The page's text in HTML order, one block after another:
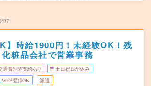
07
】時給1900円！未経験OK！残
粧品会社で営業事務
通費別途支給あり 土日祝日が休み
WEB登録OK 派遣